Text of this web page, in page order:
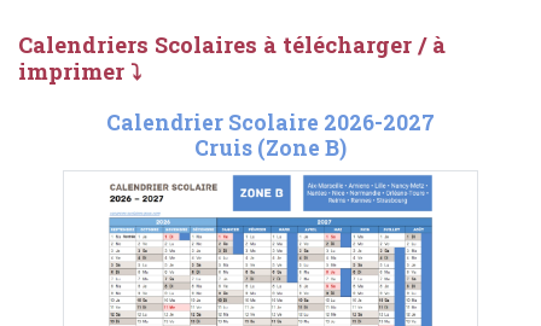
Calendriers Scolaires à télécharger / à
imprimer ⤵
Calendrier Scolaire 2026-2027
Cruis (Zone B)